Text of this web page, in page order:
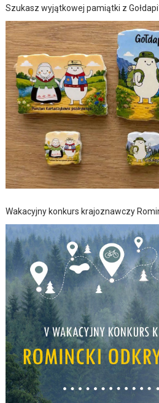
Szukasz wyjątkowej pamiątki z
Wakacyjny konkurs krajoznawczy